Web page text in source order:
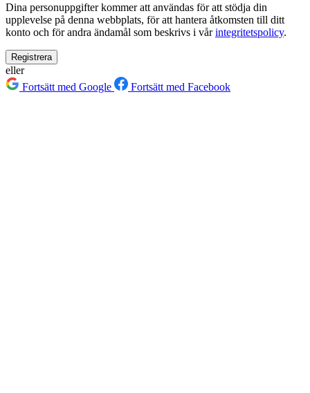
Dina personuppgifter kommer att användas för att stödja din
upplevelse på denna webbplats, för att hantera åtkomsten till ditt
konto och för andra ändamål som beskrivs i vårintegritetspolicy.
Registrera
eller
Fortsätt med Google
Fortsätt med Facebook